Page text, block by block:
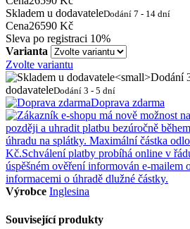
Skladem u dodavateleDodání 7 - 14 dní
Cena26590 Kč
Sleva po registraci 10%
Varianta
Zvolte variantu
dodavateleDodání 3 - 5 dní
Doprava zdarma
Výrobce Inglesina
Související produkty